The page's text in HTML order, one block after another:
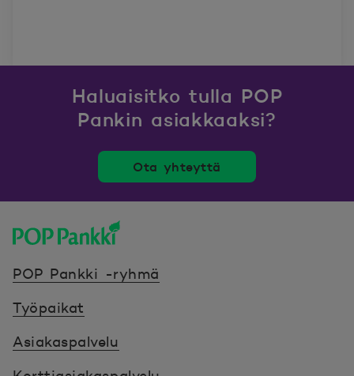
Haluaisitko tulla POP
Pankin asiakkaaksi?
Ota yhteyttä
POP Pankki -ryhmä
Työpaikat
Asiakaspalvelu